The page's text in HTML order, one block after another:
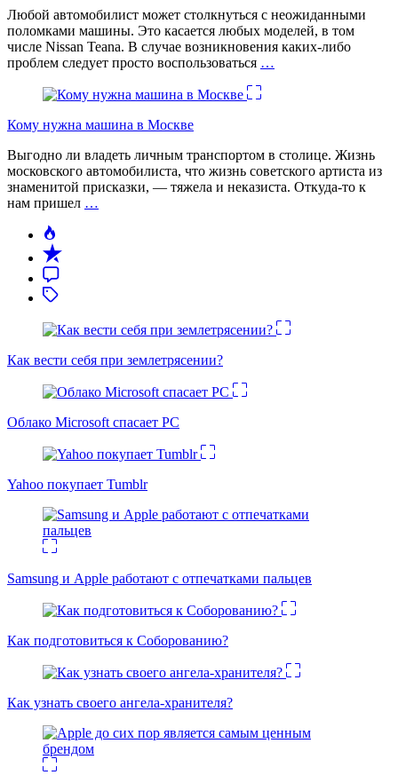
Любой автомобилист может столкнуться с неожиданными
поломками машины. Это касается любых моделей, в том
числе Nissan Teana. В случае возникновения каких-либо
проблем следует просто воспользоваться …
Кому нужна машина в Москве
Выгодно ли владеть личным транспортом в столице. Жизнь
московского автомобилиста, что жизнь советского артиста из
знаменитой присказки, — тяжела и неказиста. Откуда-то к
нам пришел …
Как вести себя при землетрясении?
Облако Microsoft спасает PC
Yahoo покупает Tumblr
Samsung и Apple работают с отпечатками пальцев
Как подготовиться к Соборованию?
Как узнать своего ангела-хранителя?